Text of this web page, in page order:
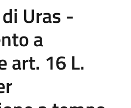
Uras -
a
art. 16 L.